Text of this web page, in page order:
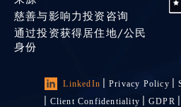
慈善与影响力投资咨询
通过投资获得居住地/公民
身份
LinkedIn Privacy Policy
Client Confidentiality
GDPR